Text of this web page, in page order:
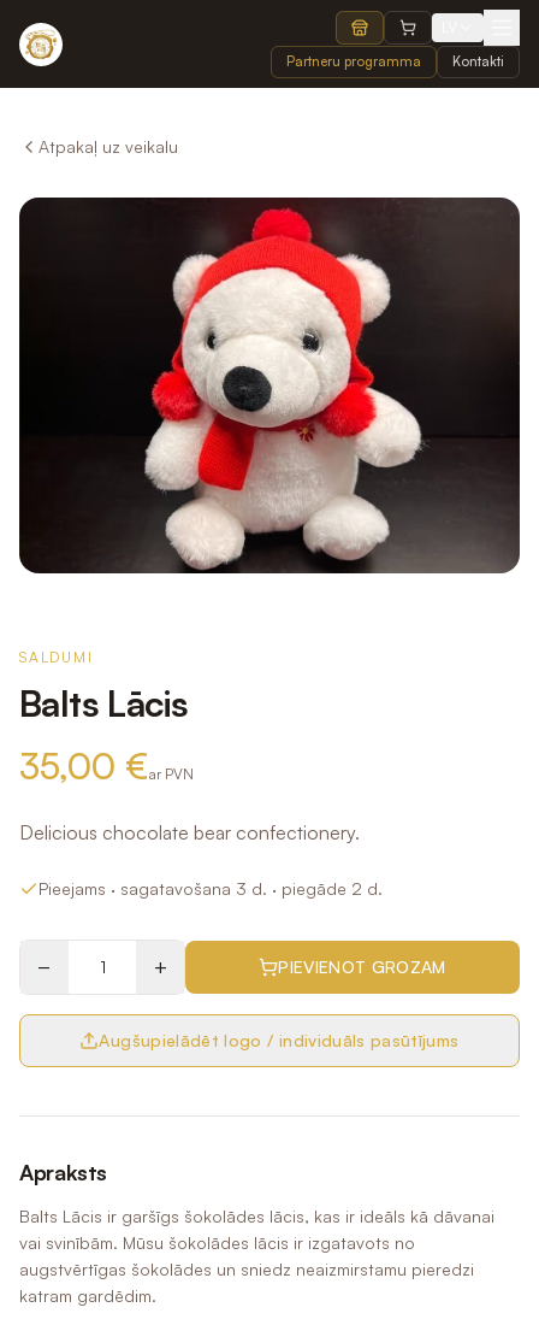
Partneru programma Kontakti
Atpakaļ uz veikalu
SALDUMI
Balts Lācis
35,00 €ar PVN
Delicious chocolate bear confectionery.
Pieejams · sagatavošana 3 d. · piegāde 2 d.
− + PIEVIENOT GROZAM
Augšupielādēt logo / individuāls pasūtījums
Apraksts
Balts Lācis ir garšīgs šokolādes lācis, kas ir ideāls kā dāvanai
vai svinībām. Mūsu šokolādes lācis ir izgatavots no
augstvērtīgas šokolādes un sniedz neaizmirstamu pieredzi
katram gardēdim.